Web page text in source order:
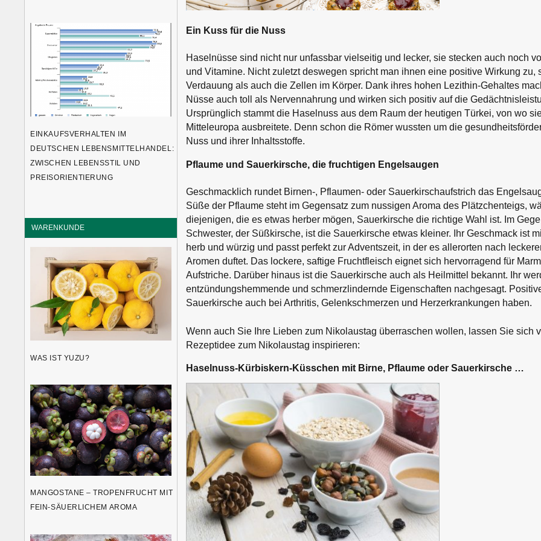
Ein Kuss für die Nuss
Haselnüsse sind nicht nur unfassbar vielseitig und lecker, sie stecken auch noch
und Vitamine. Nicht zuletzt deswegen spricht man ihnen eine positive Wirkung zu,
Verdauung als auch die Zellen im Körper. Dank ihres hohen Lezithin-Gehaltes
Nüsse auch toll als Nervennahrung und wirken sich positiv auf die
Ursprünglich stammt die Haselnuss aus dem Raum der heutigen Türkei, von wo
Mitteleuropa ausbreitete. Denn schon die Römer wussten um die
Nuss und ihrer Inhaltsstoffe.
Pflaume und Sauerkirsche, die fruchtigen Engelsaugen
Geschmacklich rundet Birnen-, Pflaumen- oder Sauerkirschaufstrich das
Süße der Pflaume steht im Gegensatz zum nussigen Aroma des Plätzchenteigs,
diejenigen, die es etwas herber mögen, Sauerkirsche die richtige Wahl ist. Im
Schwester, der Süßkirsche, ist die Sauerkirsche etwas kleiner. Ihr Geschmack ist
herb und würzig und passt perfekt zur Adventszeit, in der es allerorten nach
Aromen duftet. Das lockere, saftige Fruchtfleisch eignet sich hervorragend für
Aufstriche. Darüber hinaus ist die Sauerkirsche auch als Heilmittel bekannt. Ihr
entzündungshemmende und schmerzlindernde Eigenschaften nachgesagt.
Sauerkirsche auch bei Arthritis, Gelenkschmerzen und Herzerkrankungen haben.
Wenn auch Sie Ihre Lieben zum Nikolaustag überraschen wollen, lassen Sie sich
Rezeptidee zum Nikolaustag inspirieren:
Haselnuss-Kürbiskern-Küsschen mit Birne, Pflaume oder Sauerkirsche …
EINKAUFSVERHALTEN IM
DEUTSCHEN LEBENSMITTELHANDEL:
ZWISCHEN LEBENSSTIL UND
PREISORIENTIERUNG
WARENKUNDE
WAS IST YUZU?
MANGOSTANE – TROPENFRUCHT MIT
FEIN-SÄUERLICHEM AROMA